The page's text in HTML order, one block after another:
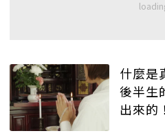
什麼是
後半生
出來的！